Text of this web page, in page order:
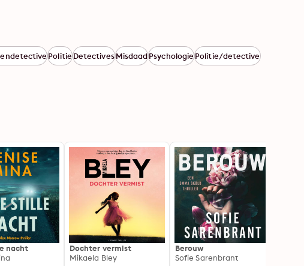
PolitieDetectivesMisdaadPsychologiePolitie/detective
nacht
Dochter vermist
Mikaela Bley
Berouw
Sofie Sarenbrant